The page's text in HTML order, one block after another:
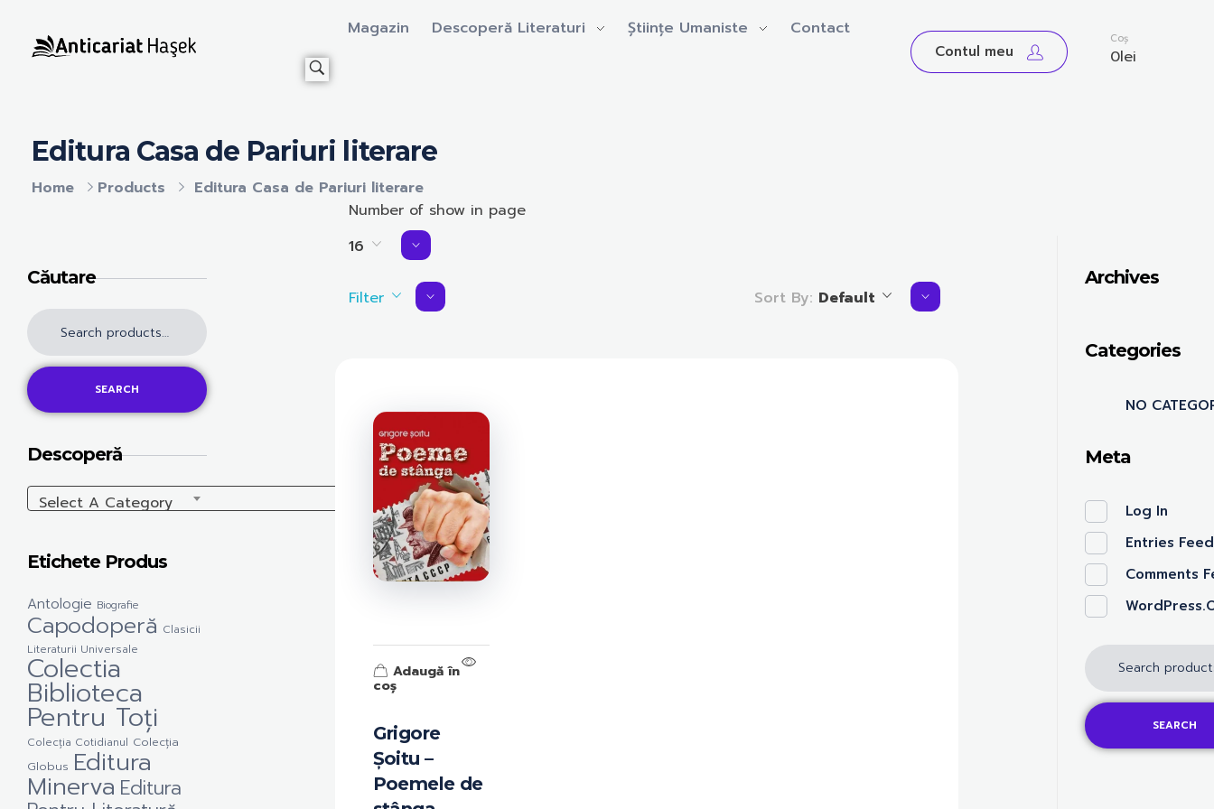
Magazin Descoperă Literaturi Științe Umaniste Contact
Contul meu
Coș
0lei
Home Products Editura Casa de Pariuri literare
Editura Casa de Pariuri literare
Number of show in page
16
Sort By: Default
Filter
ISBN-13:
Goodreads:
Author(s):Publisher:
Published://
Grigore
Șoitu –
Poemele de
Adaugă în
coș
Căutare
SEARCH
Descoperă
Select A Category
Etichete Produs
Antologie Biografie
Capodoperă Clasicii
Literaturii Universale
Colectia
Biblioteca
Pentru Toți
Colecția Cotidianul Colecția
Globus Editura
Minerva Editura
Archives
Categories
NO
Meta
Log In
Entries Feed
Comments
SEARCH